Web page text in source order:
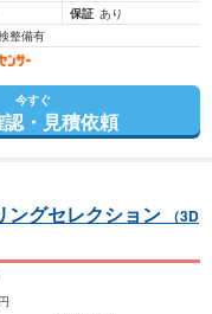
保証 あり
整備有
今すぐ
・見積依頼
ングセレクション
（3D